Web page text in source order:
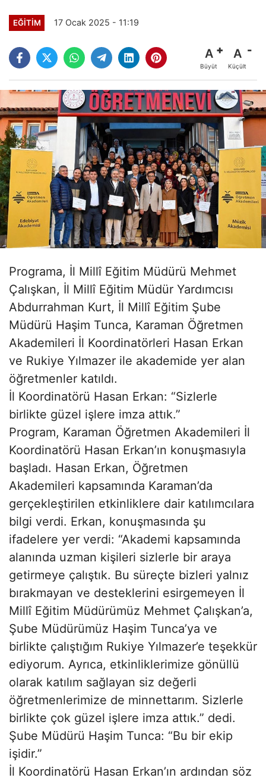
EĞITIM 17 Ocak 2025 - 11:19
A
Büyüt
A
Küçült
Programa, İl Millî Eğitim Müdürü Mehmet
Çalışkan, İl Millî Eğitim Müdür Yardımcısı
Abdurrahman Kurt, İl Millî Eğitim Şube
Müdürü Haşim Tunca, Karaman Öğretmen
Akademileri İl Koordinatörleri Hasan Erkan
ve Rukiye Yılmazer ile akademide yer alan
öğretmenler katıldı.
İl Koordinatörü Hasan Erkan: “Sizlerle
birlikte güzel işlere imza attık.”
Program, Karaman Öğretmen Akademileri İl
Koordinatörü Hasan Erkan’ın konuşmasıyla
başladı. Hasan Erkan, Öğretmen
Akademileri kapsamında Karaman’da
gerçekleştirilen etkinliklere dair katılımcılara
bilgi verdi. Erkan, konuşmasında şu
ifadelere yer verdi: “Akademi kapsamında
alanında uzman kişileri sizlerle bir araya
getirmeye çalıştık. Bu süreçte bizleri yalnız
bırakmayan ve desteklerini esirgemeyen İl
Millî Eğitim Müdürümüz Mehmet Çalışkan’a,
Şube Müdürümüz Haşim Tunca’ya ve
birlikte çalıştığım Rukiye Yılmazer’e teşekkür
ediyorum. Ayrıca, etkinliklerimize gönüllü
olarak katılım sağlayan siz değerli
öğretmenlerimize de minnettarım. Sizlerle
birlikte çok güzel işlere imza attık.” dedi.
Şube Müdürü Haşim Tunca: “Bu bir ekip
işidir.”
İl Koordinatörü Hasan Erkan’ın ardından söz